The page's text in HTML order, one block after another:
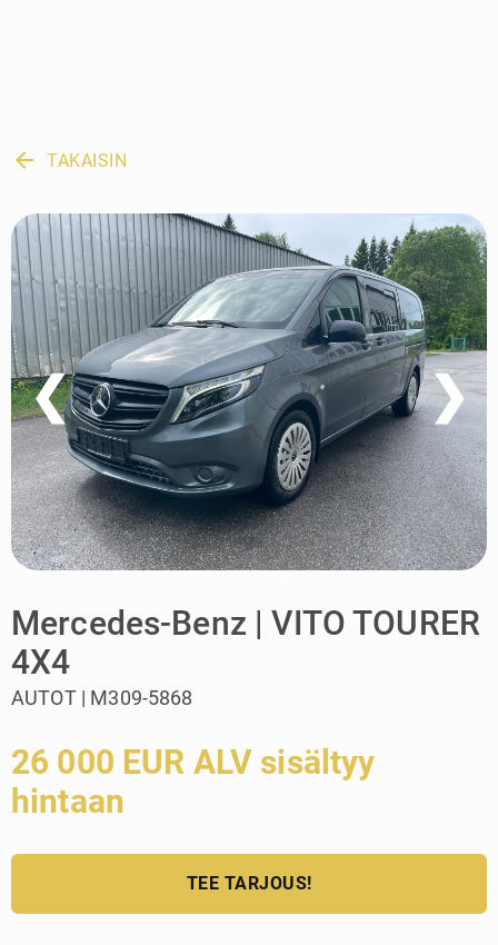
arrow_back TAKAISIN
❮ ❯
Mercedes-Benz | VITO TOURER
4X4
AUTOT | M309-5868
26 000 EUR ALV sisältyy
hintaan
TEE TARJOUS!